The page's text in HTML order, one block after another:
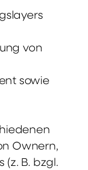
von
sowie
Ownern,
B. bzgl.